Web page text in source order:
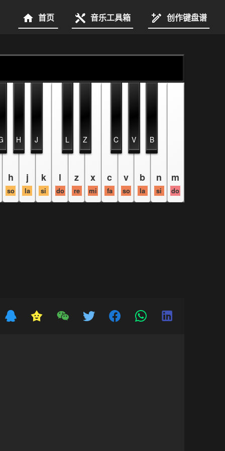
首页 音乐工具箱 创作键盘谱
h
so
j
la
k
si
l
do
z
re
x
mi
c
fa
v
so
b
la
n
si
m
do
H J L Z C V B